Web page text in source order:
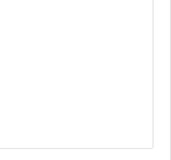
diyetinize B